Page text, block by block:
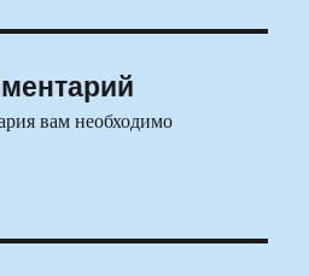
вам необходимо